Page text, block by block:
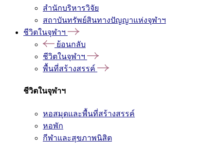
สำนักบริหารวิจัย
สถาบันทรัพย์สินทางปัญญาแห่งจุฬาฯ
ชีวิตในจุฬาฯ
ย้อนกลับ
ชีวิตในจุฬาฯ
พื้นที่สร้างสรรค์
ชีวิตในจุฬาฯ
หอสมุดและพื้นที่สร้างสรรค์
หอพัก
กีฬาและสุขภาพนิสิต